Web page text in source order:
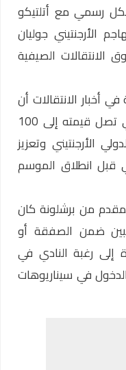
رسمي مع أتلتيكو
الأرجنتيني جوليان
الصيفية
في أخبار الانتقالات أن
إدارة برشلونة تقدّمت بعرض أولي تصل قيمته إلى 100
الأرجنتيني وتعزيز
قبل انطلاق الموسم
من برشلونة كان
ضمن الصفقة أو
رغبة النادي في
في سيناريوهات